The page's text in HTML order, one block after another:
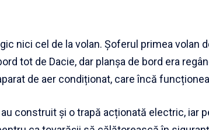
nici cel de la volan. Șoferul primea volan
tot de Dacie, dar planșa de bord era
de aer condiționat, care încă
construit și o trapă acționată electric, iar